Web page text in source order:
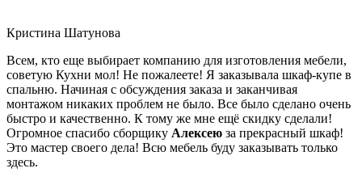
Кристина Шатунова
Всем, кто еще выбирает компанию для изготовления мебели,
советую Кухни мол! Не пожалеете! Я заказывала шкаф-купе в
спальню. Начиная с обсуждения заказа и заканчивая
монтажом никаких проблем не было. Все было сделано очень
быстро и качественно. К тому же мне ещё скидку сделали!
Огромное спасибо сборщику Алексею за прекрасный шкаф!
Это мастер своего дела! Всю мебель буду заказывать только
здесь.